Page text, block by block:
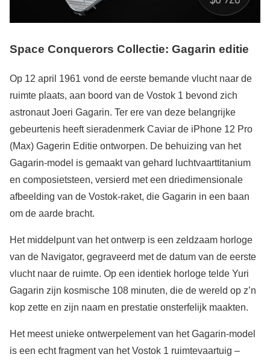
Space Conquerors Collectie: Gagarin editie
Op 12 april 1961 vond de eerste bemande vlucht naar de
ruimte plaats, aan boord van de Vostok 1 bevond zich
astronaut Joeri Gagarin. Ter ere van deze belangrijke
gebeurtenis heeft sieradenmerk Caviar de iPhone 12 Pro
(Max) Gagerin Editie ontworpen. De behuizing van het
Gagarin-model is gemaakt van gehard luchtvaarttitanium
en composietsteen, versierd met een driedimensionale
afbeelding van de Vostok-raket, die Gagarin in een baan
om de aarde bracht.
Het middelpunt van het ontwerp is een zeldzaam horloge
van de Navigator, gegraveerd met de datum van de eerste
vlucht naar de ruimte. Op een identiek horloge telde Yuri
Gagarin zijn kosmische 108 minuten, die de wereld op z’n
kop zette en zijn naam en prestatie onsterfelijk maakten.
Het meest unieke ontwerpelement van het Gagarin-model
is een echt fragment van het Vostok 1 ruimtevaartuig –